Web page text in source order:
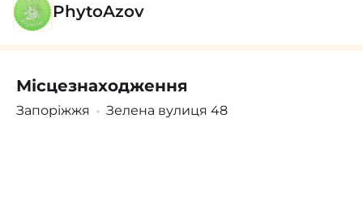
Поскаржитись Зареєструватися
PhytoAzov
Місцезнаходження
Запоріжжя Зелена вулиця 48